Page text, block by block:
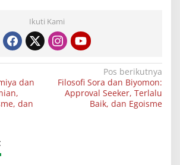
Ikuti Kami
dan
dan
Pos berikutnya
Filosofi Sora dan Biyomon:
Approval Seeker, Terlalu
Baik, dan Egoisme